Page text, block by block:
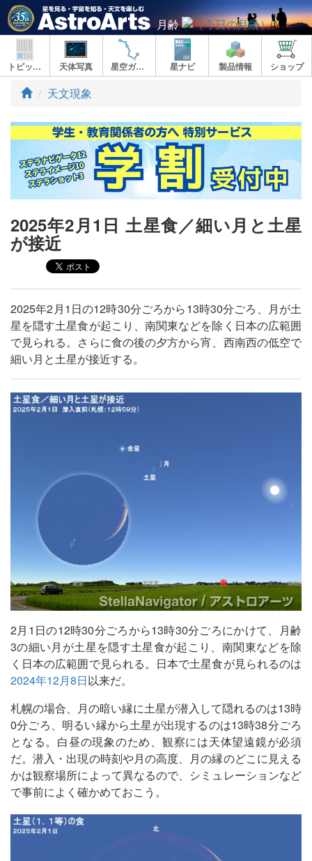
月齢
トピックス 天体写真 星空ガイド 星ナビ 製品情報 ショップ
ト
プ
天文現象
2025年2月1日 土星食／細い月と土星
が接近
2025年2月1日の12時30分ごろから13時30分ごろ、月が土
星を隠す土星食が起こり、南関東などを除く日本の広範囲
で見られる。さらに食の後の夕方から宵、西南西の低空で
細い月と土星が接近する。
2月1日の12時30分ごろから13時30分ごろにかけて、月齢
3の細い月が土星を隠す土星食が起こり、南関東などを除
く日本の広範囲で見られる。日本で土星食が見られるのは
2024年12月8日以来だ。
札幌の場合、月の暗い縁に土星が潜入して隠れるのは13時
0分ごろ、明るい縁から土星が出現するのは13時38分ごろ
となる。白昼の現象のため、観察には天体望遠鏡が必須
だ。潜入・出現の時刻や月の高度、月の縁のどこに見える
かは観察場所によって異なるので、シミュレーションなど
で事前によく確かめておこう。